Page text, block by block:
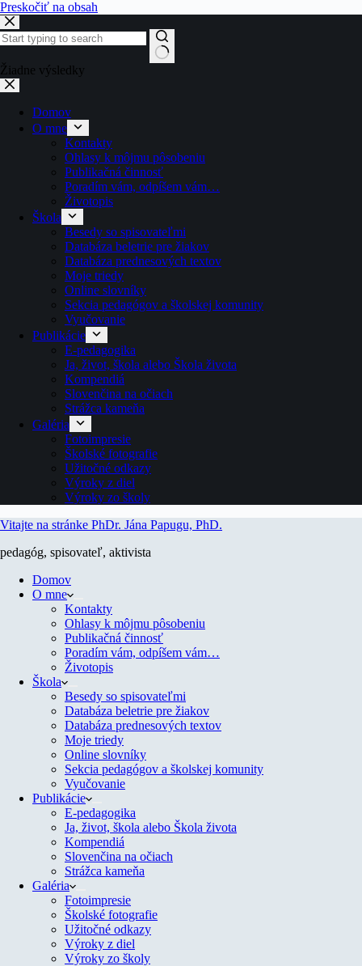
Preskočiť na obsah
Žiadne výsledky
Domov
O mne
Kontakty
Ohlasy k môjmu pôsobeniu
Publikačná činnosť
Poradím vám, odpíšem vám…
Životopis
Škola
Besedy so spisovateľmi
Databáza beletrie pre žiakov
Databáza prednesových textov
Moje triedy
Online slovníky
Sekcia pedagógov a školskej komunity
Vyučovanie
Publikácie
E-pedagogika
Ja, život, škola alebo Škola života
Kompendiá
Slovenčina na očiach
Strážca kameňa
Galéria
Fotoimpresie
Školské fotografie
Užitočné odkazy
Výroky z diel
Výroky zo školy
Vitajte na stránke PhDr. Jána Papugu, PhD.
pedagóg, spisovateľ, aktivista
Domov
O mne
Kontakty
Ohlasy k môjmu pôsobeniu
Publikačná činnosť
Poradím vám, odpíšem vám…
Životopis
Škola
Besedy so spisovateľmi
Databáza beletrie pre žiakov
Databáza prednesových textov
Moje triedy
Online slovníky
Sekcia pedagógov a školskej komunity
Vyučovanie
Publikácie
E-pedagogika
Ja, život, škola alebo Škola života
Kompendiá
Slovenčina na očiach
Strážca kameňa
Galéria
Fotoimpresie
Školské fotografie
Užitočné odkazy
Výroky z diel
Výroky zo školy